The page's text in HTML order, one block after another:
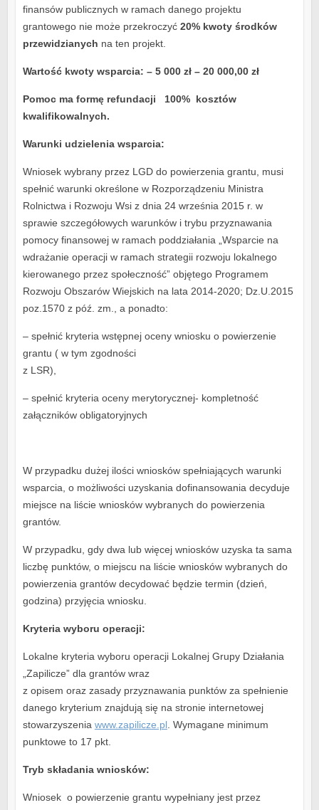
finansów publicznych w ramach danego projektu
grantowego nie może przekroczyć 20% kwoty środków
przewidzianych na ten projekt.
Wartość kwoty wsparcia: – 5 000 zł – 20 000,00 zł
Pomoc ma formę refundacji 100% kosztów
kwalifikowalnych.
Warunki udzielenia wsparcia:
Wniosek wybrany przez LGD do powierzenia grantu, musi
spełnić warunki określone w Rozporządzeniu Ministra
Rolnictwa i Rozwoju Wsi z dnia 24 września 2015 r. w
sprawie szczegółowych warunków i trybu przyznawania
pomocy finansowej w ramach poddziałania „Wsparcie na
wdrażanie operacji w ramach strategii rozwoju lokalnego
kierowanego przez społeczność” objętego Programem
Rozwoju Obszarów Wiejskich na lata 2014-2020; Dz.U.2015
poz.1570 z póź. zm., a ponadto:
– spełnić kryteria wstępnej oceny wniosku o powierzenie
grantu ( w tym zgodności
z LSR),
– spełnić kryteria oceny merytorycznej- kompletność
załączników obligatoryjnych
W przypadku dużej ilości wniosków spełniających warunki
wsparcia, o możliwości uzyskania dofinansowania decyduje
miejsce na liście wniosków wybranych do powierzenia
grantów.
W przypadku, gdy dwa lub więcej wniosków uzyska ta sama
liczbę punktów, o miejscu na liście wniosków wybranych do
powierzenia grantów decydować będzie termin (dzień,
godzina) przyjęcia wniosku.
Kryteria wyboru operacji:
Lokalne kryteria wyboru operacji Lokalnej Grupy Działania
„Zapilicze” dla grantów wraz
z opisem oraz zasady przyznawania punktów za spełnienie
danego kryterium znajdują się na stronie internetowej
stowarzyszenia www.zapilicze.pl. Wymagane minimum
punktowe to 17 pkt.
Tryb składania wniosków:
Wniosek o powierzenie grantu wypełniany jest przez